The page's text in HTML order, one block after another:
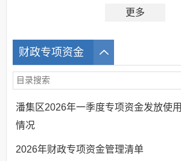
更多
财政专项资金
潘集区2026年一季度专项资金发放使用
情况
2026年财政专项资金管理清单